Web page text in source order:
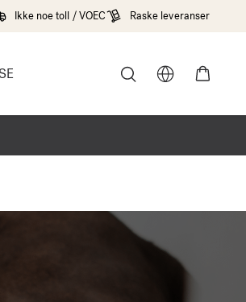
Ikke noe toll / VOEC Raske leveranser